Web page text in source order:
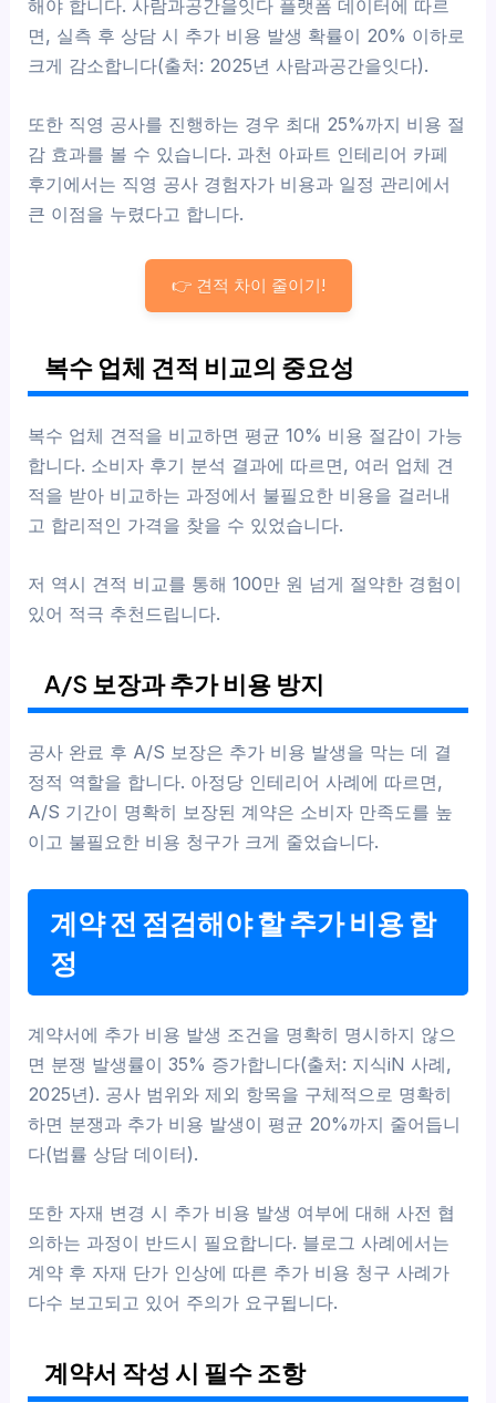
해야 합니다. 사람과공간을잇다 플랫폼 데이터에 따르
면, 실측 후 상담 시 추가 비용 발생 확률이 20% 이하로
크게 감소합니다(출처: 2025년 사람과공간을잇다).
또한 직영 공사를 진행하는 경우 최대 25%까지 비용 절
감 효과를 볼 수 있습니다. 과천 아파트 인테리어 카페
후기에서는 직영 공사 경험자가 비용과 일정 관리에서
큰 이점을 누렸다고 합니다.
👉 견적 차이 줄이기!
복수 업체 견적 비교의 중요성
복수 업체 견적을 비교하면 평균 10% 비용 절감이 가능
합니다. 소비자 후기 분석 결과에 따르면, 여러 업체 견
적을 받아 비교하는 과정에서 불필요한 비용을 걸러내
고 합리적인 가격을 찾을 수 있었습니다.
저 역시 견적 비교를 통해 100만 원 넘게 절약한 경험이
있어 적극 추천드립니다.
A/S 보장과 추가 비용 방지
공사 완료 후 A/S 보장은 추가 비용 발생을 막는 데 결
정적 역할을 합니다. 아정당 인테리어 사례에 따르면,
A/S 기간이 명확히 보장된 계약은 소비자 만족도를 높
이고 불필요한 비용 청구가 크게 줄었습니다.
계약 전 점검해야 할 추가 비용 함
정
계약서에 추가 비용 발생 조건을 명확히 명시하지 않으
면 분쟁 발생률이 35% 증가합니다(출처: 지식iN 사례,
2025년). 공사 범위와 제외 항목을 구체적으로 명확히
하면 분쟁과 추가 비용 발생이 평균 20%까지 줄어듭니
다(법률 상담 데이터).
또한 자재 변경 시 추가 비용 발생 여부에 대해 사전 협
의하는 과정이 반드시 필요합니다. 블로그 사례에서는
계약 후 자재 단가 인상에 따른 추가 비용 청구 사례가
다수 보고되고 있어 주의가 요구됩니다.
계약서 작성 시 필수 조항